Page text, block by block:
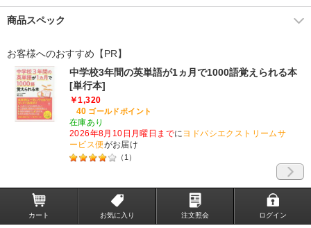
商品スペック
お客様へのおすすめ【PR】
中学校3年間の英単語が1ヵ月で1000語覚えられる本
[単行本]
￥1,320
40 ゴールドポイント
在庫あり
2026年8月10日月曜日までにヨドバシエクストリームサ
ービス便がお届け
（ 1 ）
カート お気に入り 注文照会 ログイン